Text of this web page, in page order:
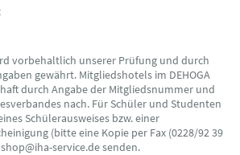
vorbehaltlich unserer Prüfung und durch
gewährt. Mitgliedshotels im DEHOGA
durch Angabe der Mitgliedsnummer und
nach. Für Schüler und Studenten
Schülerausweises bzw. einer
(bitte eine Kopie per Fax (0228/92 39
service.de senden.